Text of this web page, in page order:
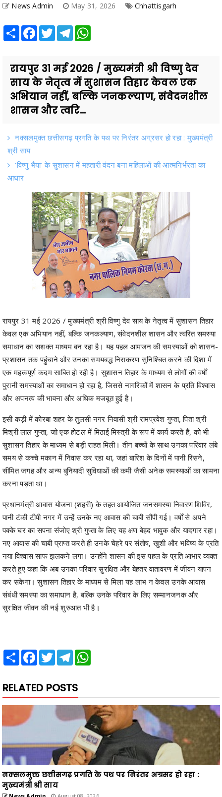
News Admin May 31, 2026 Chhattisgarh
Share Facebook
TwitterTelegram
रायपुर 31 मई 2026 / मुख्यमंत्री श्री विष्णु देव
साय के नेतृत्व में सुशासन तिहार केवल एक
अभियान नहीं, बल्कि जनकल्याण, संवेदनशील
शासन और त्वरि...
नक्सलमुक्त छत्तीसगढ़ प्रगति के पथ पर निरंतर अग्रसर हो रहा : मुख्यमंत्री
श्री साय
‘विष्णु भैया’ के सुशासन में महतारी वंदन बना महिलाओं की आत्मनिर्भरता का
आधार
रायपुर 31 मई 2026 / मुख्यमंत्री श्री विष्णु देव साय के नेतृत्व में सुशासन तिहार
केवल एक अभियान नहीं, बल्कि जनकल्याण, संवेदनशील शासन और त्वरित समस्या
समाधान का सशक्त माध्यम बन रहा है। यह पहल आमजन की समस्याओं को शासन-
प्रशासन तक पहुंचाने और उनका समयबद्ध निराकरण सुनिश्चित करने की दिशा में
एक महत्वपूर्ण कदम साबित हो रही है। सुशासन तिहार के माध्यम से लोगों की वर्षों
पुरानी समस्याओं का समाधान हो रहा है, जिससे नागरिकों में शासन के प्रति विश्वास
और अपनत्व की भावना और अधिक मजबूत हुई है।
इसी कड़ी में कोरबा शहर के तुलसी नगर निवासी श्री रामप्रवेश गुप्ता, पिता श्री
मिश्री लाल गुप्ता, जो एक होटल में मिठाई मिस्त्री के रूप में कार्य करते हैं, को भी
सुशासन तिहार के माध्यम से बड़ी राहत मिली। तीन बच्चों के साथ उनका परिवार लंबे
समय से कच्चे मकान में निवास कर रहा था, जहां बारिश के दिनों में पानी रिसने,
सीमित जगह और अन्य बुनियादी सुविधाओं की कमी जैसी अनेक समस्याओं का सामना
करना पड़ता था।
प्रधानमंत्री आवास योजना (शहरी) के तहत आयोजित जनसमस्या निवारण शिविर,
पानी टंकी टीपी नगर में उन्हें उनके नए आवास की चाबी सौंपी गई। वर्षों से अपने
पक्के घर का सपना संजोए श्री गुप्ता के लिए यह क्षण बेहद भावुक और यादगार रहा।
नए आवास की चाबी प्राप्त करते ही उनके चेहरे पर संतोष, खुशी और भविष्य के प्रति
नया विश्वास साफ झलकने लगा। उन्होंने शासन की इस पहल के प्रति आभार व्यक्त
करते हुए कहा कि अब उनका परिवार सुरक्षित और बेहतर वातावरण में जीवन यापन
कर सकेगा। सुशासन तिहार के माध्यम से मिला यह लाभ न केवल उनके आवास
संबंधी समस्या का समाधान है, बल्कि उनके परिवार के लिए सम्मानजनक और
सुरक्षित जीवन की नई शुरुआत भी है।
Share Facebook
TwitterTelegram
RELATED POSTS
नक्सलमुक्त छत्तीसगढ़ प्रगति के पथ पर निरंतर अग्रसर हो रहा :
मुख्यमंत्री श्री साय